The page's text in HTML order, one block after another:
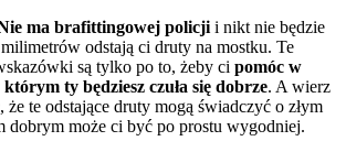
ma brafittingowej policji i nikt nie będzie
odstają ci druty na mostku. Te
są tylko po to, żeby ci pomóc w
ty będziesz czuła się dobrze. A wierz
te odstające druty mogą świadczyć o złym
dobrym może ci być po prostu wygodniej.